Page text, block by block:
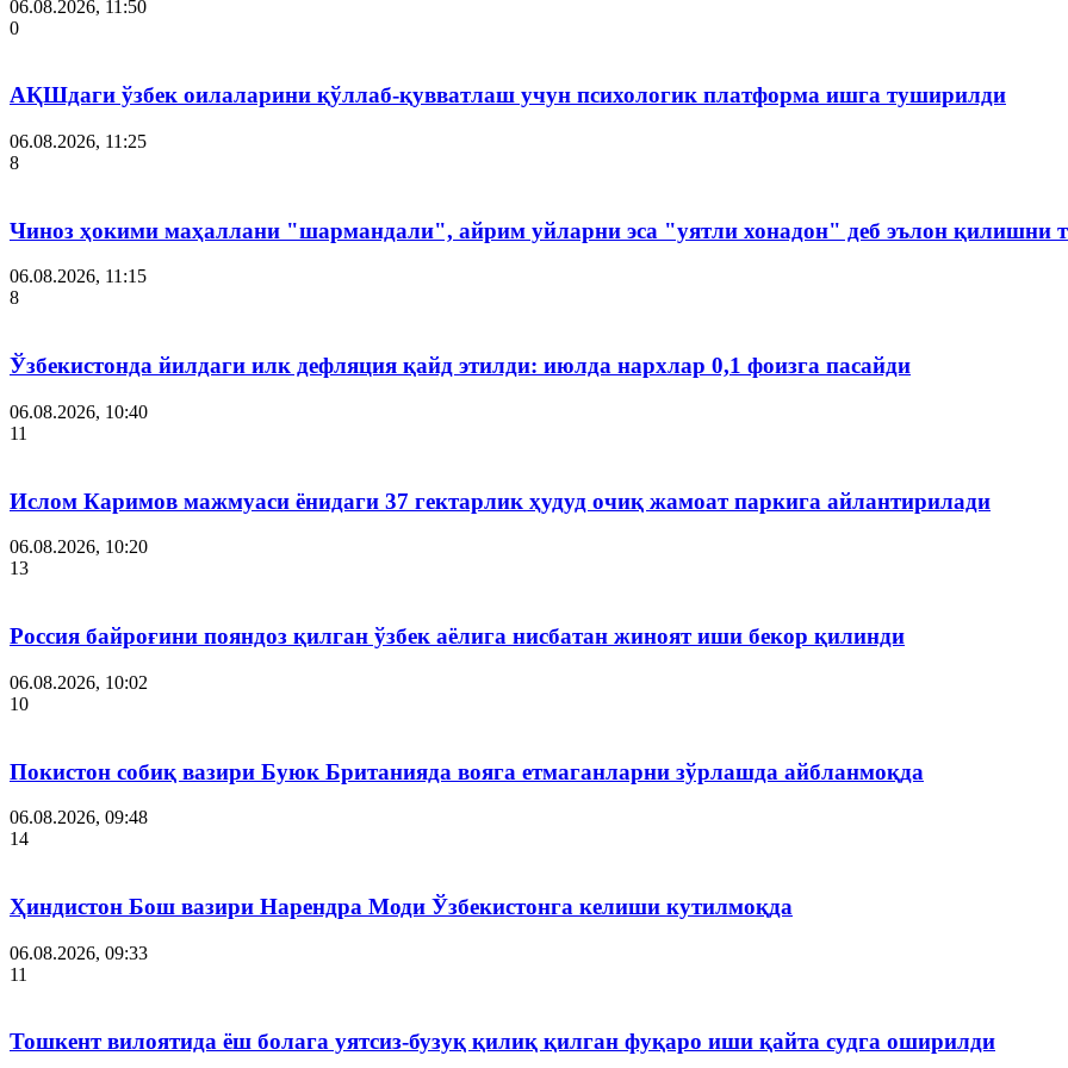
06.08.2026, 11:50
0
АҚШдаги ўзбек оилаларини қўллаб-қувватлаш учун психологик платформа ишга туширилди
06.08.2026, 11:25
8
Чиноз ҳокими маҳаллани "шармандали", айрим уйларни эса "уятли хонадон" деб эълон қилишни
06.08.2026, 11:15
8
Ўзбекистонда йилдаги илк дефляция қайд этилди: июлда нархлар 0,1 фоизга пасайди
06.08.2026, 10:40
11
Ислом Каримов мажмуаси ёнидаги 37 гектарлик ҳудуд очиқ жамоат паркига айлантирилади
06.08.2026, 10:20
13
Россия байроғини пояндоз қилган ўзбек аёлига нисбатан жиноят иши бекор қилинди
06.08.2026, 10:02
10
Покистон собиқ вазири Буюк Британияда вояга етмаганларни зўрлашда айбланмоқда
06.08.2026, 09:48
14
Ҳиндистон Бош вазири Нарендра Моди Ўзбекистонга келиши кутилмоқда
06.08.2026, 09:33
11
Тошкент вилоятида ёш болага уятсиз-бузуқ қилиқ қилган фуқаро иши қайта судга оширилди